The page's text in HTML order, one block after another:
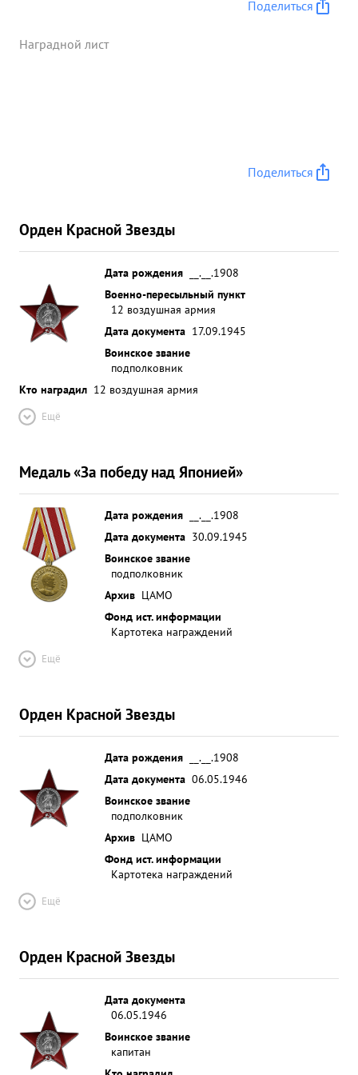
отделе. Идеологически выдержан. Морально
Поделиться
Наградной лист
Поделиться
Орден Красной Звезды
Дата рождения
__.__.1908
Военно-пересыльный пункт
12 воздушная армия
Дата документа 17.09.1945
Воинское звание
подполковник
Кто наградил 12 воздушная армия
Ещё
Медаль «За победу над Японией»
Дата рождения
__.__.1908
Дата документа 30.09.1945
Воинское звание
подполковник
Архив ЦАМО
Фонд ист. информации
Картотека награждений
Ещё
Орден Красной Звезды
Дата рождения
__.__.1908
Дата документа 06.05.1946
Воинское звание
подполковник
Архив ЦАМО
Фонд ист. информации
Картотека награждений
Ещё
Орден Красной Звезды
Дата документа
06.05.1946
Воинское звание
капитан